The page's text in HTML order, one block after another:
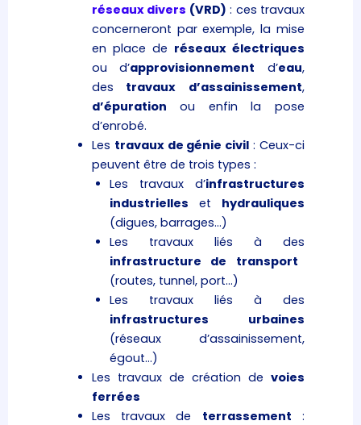
réseaux divers (VRD) : ces travaux
concerneront par exemple, la mise
en place de réseaux électriques
ou d’approvisionnement d’eau,
des travaux d’assainissement,
d’épuration ou enfin la pose
d’enrobé.
Les travaux de génie civil : Ceux-ci
peuvent être de trois types :
Les travaux d’infrastructures
industrielles et hydrauliques
(digues, barrages…)
Les travaux liés à des
infrastructure de transport
(routes, tunnel, port…)
Les travaux liés à des
infrastructures urbaines
(réseaux d’assainissement,
égout…)
Les travaux de création de voies
ferrées
Les travaux de terrassement :